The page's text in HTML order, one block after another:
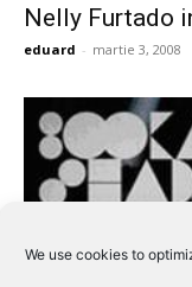
We use cookies to
Nelly Furtado
eduard - martie 3, 2008